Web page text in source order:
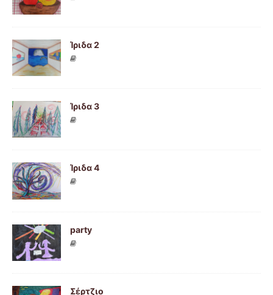
Ίριδα 2
Ίριδα 3
Ίριδα 4
party
Σέρτζιο